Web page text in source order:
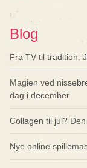
Blog
Fra TV til tradition:
Magien ved
dag i december
Collagen til jul?
Nye online